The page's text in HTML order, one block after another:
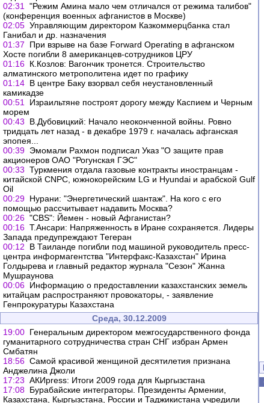
02:31
"Режим Амина мало чем отличался от режима талибов"
(конференция военных афганистов в Москве)
02:05 Управляющим директором Казкоммерцбанка стал
Ганибал и др. назначения
01:37
При взрыве на базе Forward Operating в афганском
Хосте погибли 8 американцев-сотрудников ЦРУ
01:16 К.Козлов: Вагончик тронется. Строительство
алматинского метрополитена идет по графику
01:14 В центре Баку взорвал себя неустановленный
камикадзе
00:51
Израильтяне построят дорогу между Каспием и Черным
морем
00:43
В.Дубовицкий: Начало неоконченной войны. Ровно
тридцать лет назад - в декабре 1979 г. началась афганская
эпопея...
00:39 Эмомали Рахмон подписал Указ "О защите прав
акционеров ОАО "Рогунская ГЭС"
00:33 Туркмения отдала газовые контракты иностранцам -
китайской CNPC, южнокорейским LG и Hyundai и арабской Gulf
Oil
00:29 Нурани: "Энергетический шантаж". На кого с его
помощью рассчитывает надавить Москва?
00:26 "CBS": Йемен - новый Афганистан?
00:16 Т.Ансари: Напряженность в Иране сохраняется. Лидеры
Запада предупреждают Тегеран
00:12
В Таиланде погибли под машиной руководитель пресс-
центра информагентства "Интерфакс-Казахстан" Ирина
Голдырева и главный редактор журнала "Сезон" Жанна
Мушраунова
00:06 Информацию о предоставлении казахстанских земель
китайцам распространяют провокаторы, - заявление
Генпрокуратуры Казахстана
Среда, 30.12.2009
19:00 Генеральным директором межгосударственного фонда
гуманитарного сотрудничества стран СНГ избран Армен
Смбатян
18:56 Самой красивой женщиной десятилетия признана
Анджелина Джоли
17:23 АКИpress: Итоги 2009 года для Кыргызстана
17:08 Бурабайские интеграторы. Президенты Армении,
Казахстана, Кыргызстана, России и Таджикистана учредили